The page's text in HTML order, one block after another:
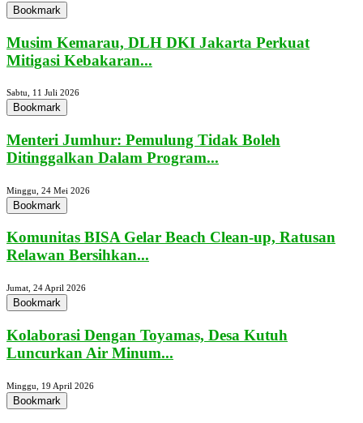
Bookmark
Musim Kemarau, DLH DKI Jakarta Perkuat
Mitigasi Kebakaran...
Sabtu, 11 Juli 2026
Bookmark
Menteri Jumhur: Pemulung Tidak Boleh
Ditinggalkan Dalam Program...
Minggu, 24 Mei 2026
Bookmark
Komunitas BISA Gelar Beach Clean-up, Ratusan
Relawan Bersihkan...
Jumat, 24 April 2026
Bookmark
Kolaborasi Dengan Toyamas, Desa Kutuh
Luncurkan Air Minum...
Minggu, 19 April 2026
Bookmark